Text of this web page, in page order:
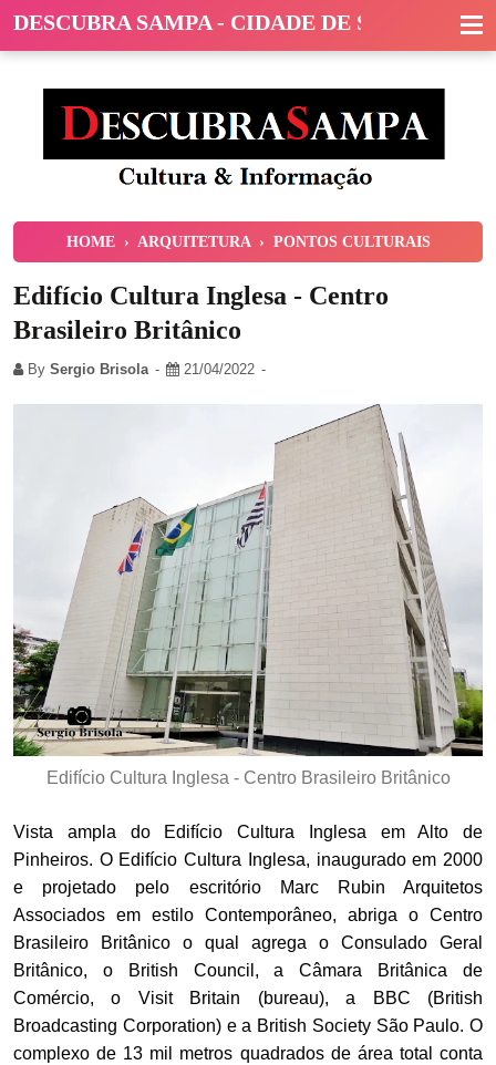
DESCUBRA SAMPA - CIDADE DE SÃO PAULO
HOME › ARQUITETURA › PONTOS CULTURAIS
Edifício Cultura Inglesa - Centro
Brasileiro Britânico
By Sergio Brisola 21/04/2022
Edifício Cultura Inglesa - Centro Brasileiro Britânico
Vista ampla do Edifício Cultura Inglesa em Alto de
Pinheiros. O Edifício Cultura Inglesa, inaugurado em 2000
e projetado pelo escritório Marc Rubin Arquitetos
Associados em estilo Contemporâneo, abriga o Centro
Brasileiro Britânico o qual agrega o Consulado Geral
Britânico, o British Council, a Câmara Britânica de
Comércio, o Visit Britain (bureau), a BBC (British
Broadcasting Corporation) e a British Society São Paulo. O
complexo de 13 mil metros quadrados de área total conta